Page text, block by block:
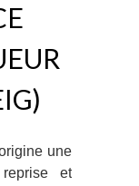
une
et